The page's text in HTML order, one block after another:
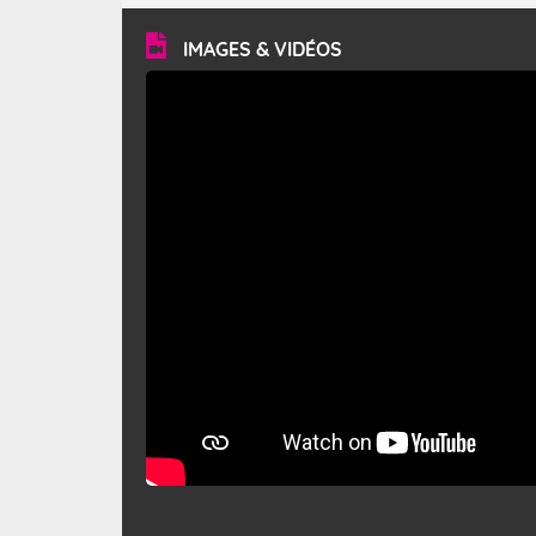
vitesse moyenne de 50 km/h et atteindre 80 à 100 km/h
en rafales, parfois davantage. Il parcourt la basse vallée
du Rhône et la Provence et envahit le littoral
méditerranéen à partir de la Camargue.
IMAGES & VIDÉOS